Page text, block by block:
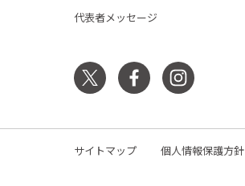
代表者メッセージ
サイトマップ 個人情報保護方針